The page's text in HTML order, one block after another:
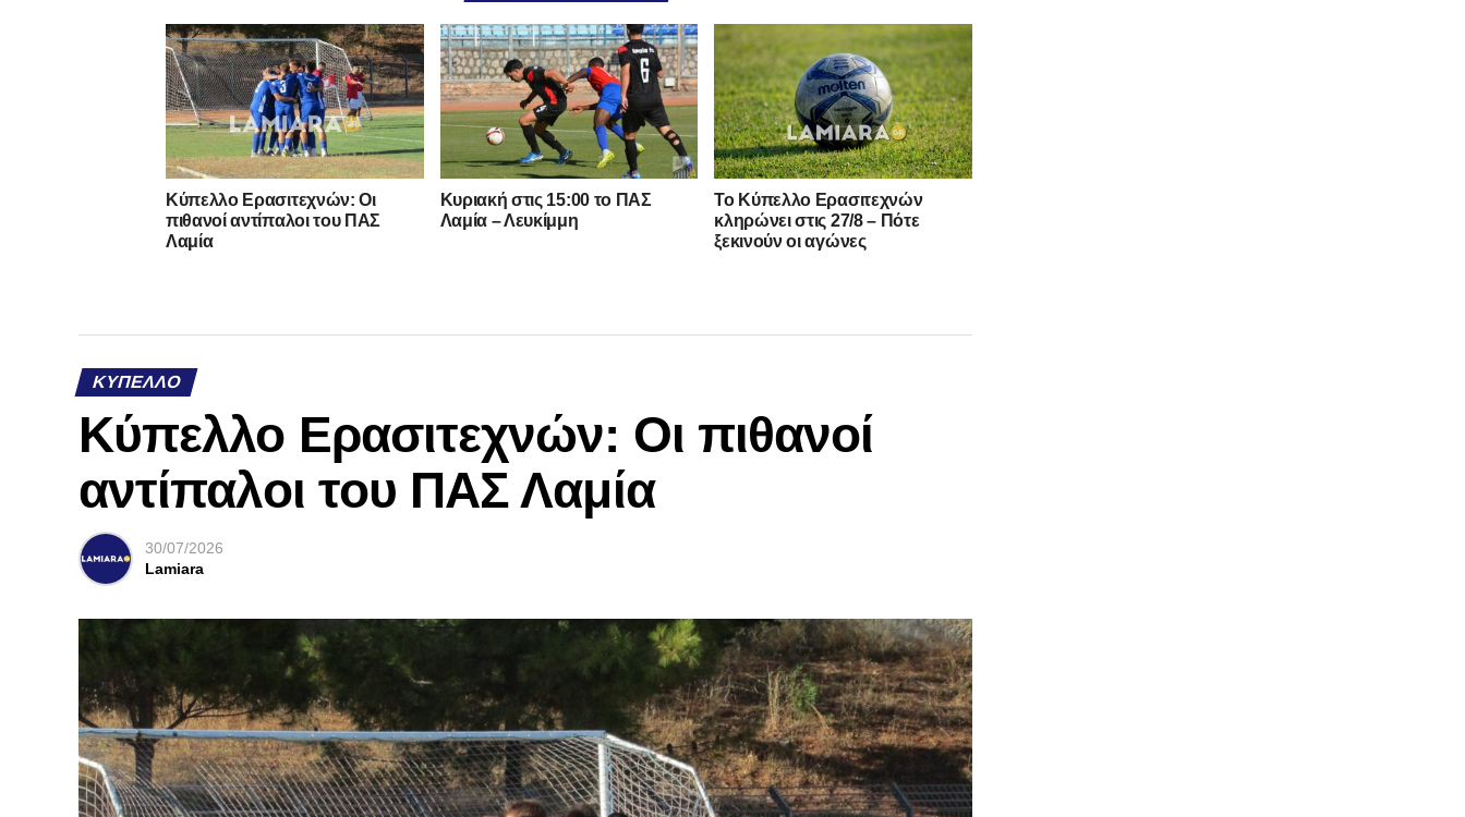
Κύπελλο Ερασιτεχνών: Οι
πιθανοί αντίπαλοι του ΠΑΣ
Λαμία
Κυριακή στις 15:00 το ΠΑΣ
Λαμία – Λευκίμμη
Το Κύπελλο Ερασιτεχνών
κληρώνει στις 27/8 – Πότε
ξεκινούν οι αγώνες
ΚΎΠΕΛΛΟ
Κύπελλο Ερασιτεχνών: Οι πιθανοί
αντίπαλοι του ΠΑΣ Λαμία
30/07/2026
Lamiara